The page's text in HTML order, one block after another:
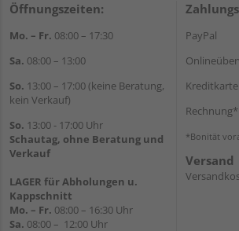
Öffnungszeiten:
Mo. – Fr. 08:00 – 17:30
Sa. 08:00 – 13:00
So. 13:00 – 17:00 (keine Beratung,
kein Verkauf)
So. 13:00 - 17:00 Uhr
Schautag, ohne Beratung und
Verkauf
LAGER für Abholungen u.
Kappschnitt
Mo. – Fr. 08:00 – 16:30 Uhr
Sa. 08:00 – 12:00 Uhr
PayPal
Kreditkarte
Rechnung*
*Bonität
Versand